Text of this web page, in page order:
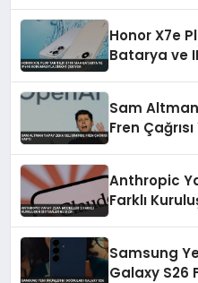
Honor X7e
Batarya ve
Sam
Fren
Anthropic
Farklı
Samsung
Galaxy S26